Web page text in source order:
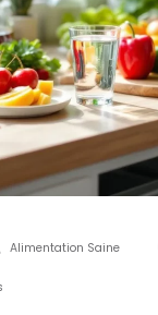
Alimentation Saine